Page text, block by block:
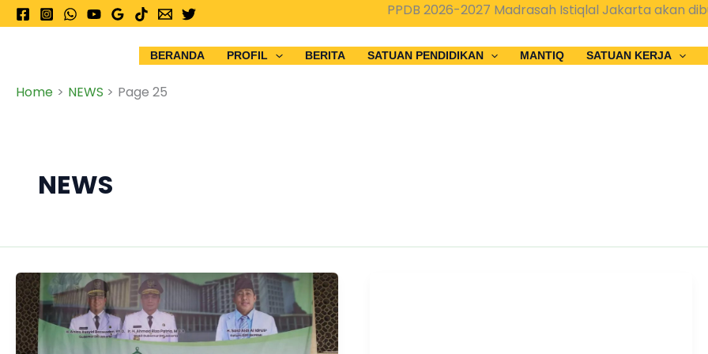
Skip
to
PPDB 2026-2027 Madrasah Istiqlal Jakarta akan dibuka
BERANDA PROFIL BERITA SATUAN PENDIDIKAN MANTIQ SATUAN KERJA
Home NEWS Page 25
NEWS